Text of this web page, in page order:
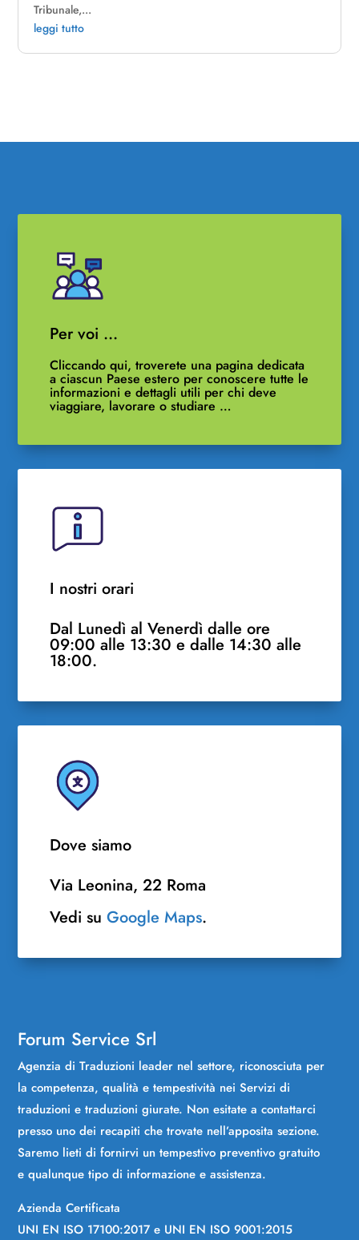
Tribunale,...
leggi tutto
Per voi …
Cliccando qui, troverete una pagina dedicata
a ciascun Paese estero per conoscere tutte le
informazioni e dettagli utili per chi deve
viaggiare, lavorare o studiare …
I nostri orari
Dal Lunedì al Venerdì dalle ore
09:00 alle 13:30 e dalle 14:30 alle
18:00.
Dove siamo
Via Leonina, 22 Roma
Vedi suGoogle Maps.
Forum Service Srl
Agenzia di Traduzioni leader nel settore, riconosciuta per
la competenza, qualità e tempestività nei Servizi di
traduzioni e traduzioni giurate. Non esitate a contattarci
presso uno dei recapiti che trovate nell’apposita sezione.
Saremo lieti di fornirvi un tempestivo preventivo gratuito
e qualunque tipo di informazione e assistenza.
Azienda Certificata
UNI EN ISO 17100:2017 e UNI EN ISO 9001:2015